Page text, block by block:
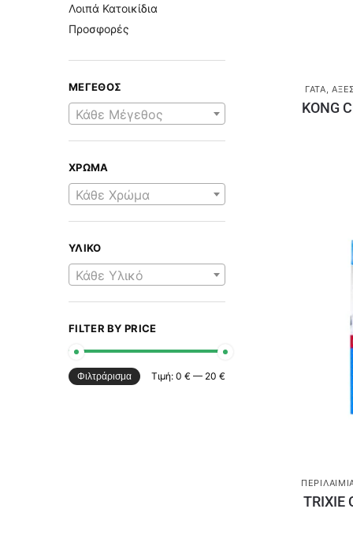
ΓΆΤΑ ,
KONG
TRIXIE
Λοιπά Κατοικίδια
Προσφορές
ΜΈΓΕΘΟΣ
Κάθε Μέγεθος
ΧΡΏΜΑ
Κάθε Χρώμα
ΥΛΙΚΌ
Κάθε Υλικό
FILTER BY PRICE
Φιλτράρισμα Τιμή: 0 € — 20 €